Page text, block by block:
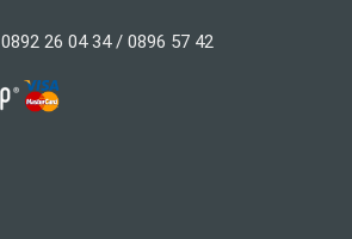
0892 26 04 34 / 0896 57 42